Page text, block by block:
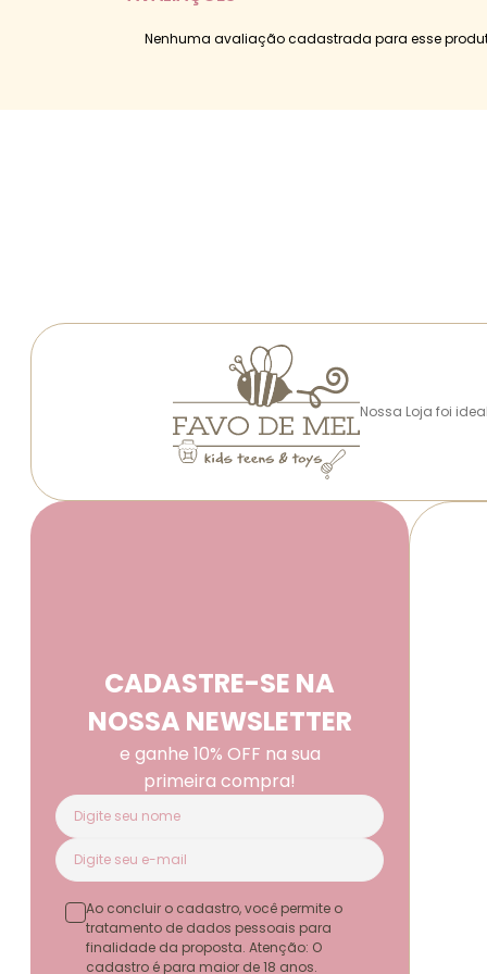
Nenhuma avaliação cadastrada para esse
Nossa Loja foi
CADASTRE-SE NA
NOSSA NEWSLETTER
e ganhe 10% OFF na sua
primeira compra!
Ao concluir o cadastro, você permite o
tratamento de dados pessoais para
finalidade da proposta. Atenção: O
cadastro é para maior de 18 anos.